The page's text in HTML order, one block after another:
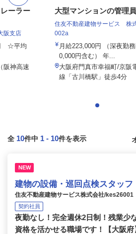
ーラー
阪支店
☆平均
阪神高速
大型マンションの管理員
住友不動産建物サービス 株
002a
月給223,000円 （深夜勤
0,000円含む） 年...
大阪府門真市幸福町/京阪
線「古川橋駅」徒歩4分
全 10件中 1 - 10件を表示
NEW
建物の設備・巡回点検スタッフ
住友不動産建物サービス株式会社/kes26001
契約社員
夜勤なし！完全週休2日制！残業少
資格を活かせる職場です！【大阪府